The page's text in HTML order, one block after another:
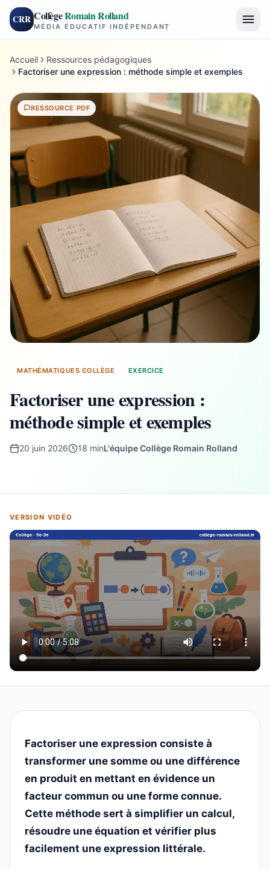
CRR CollègeRomain Rolland
MÉDIA ÉDUCATIF INDÉPENDANT
Accueil
Ressources pédagogiques
Factoriser une expression : méthode simple et exemples
RESSOURCE PDF
MATHÉMATIQUES COLLÈGE EXERCICE
Factoriser une expression :
méthode simple et exemples
20 juin 2026 18 minL'équipe Collège Romain Rolland
VERSION VIDÉO
Factoriser une expression consiste à
transformer une somme ou une différence
en produit en mettant en évidence un
facteur commun ou une forme connue.
Cette méthode sert à simplifier un calcul,
résoudre une équation et vérifier plus
facilement une expression littérale.